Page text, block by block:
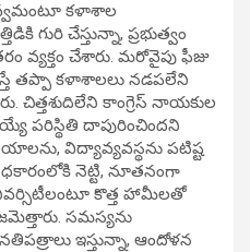
కళాశాల
గురి చేస్తున్నా, ప్రభుత్వం
వ్యక్తం చేశారు. మరోవైపు ఫీజు
తప్పా కళాశాలలు నడపలేని
చిత్తశుదిలేని కాంగ్రెస్ నాయకుల
పరిస్థితి దాపురించిందని
విద్యావ్యవస్థను పటిష్ట
నెట్టి, నూతనంగా
కొత్త హామీలతో
సమస్యను
ఇస్తున్నా, ఆందోళన